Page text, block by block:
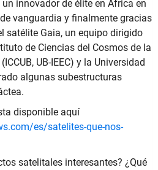
innovador de élite en África en
vanguardia y finalmente gracias
satélite Gaia, un equipo dirigido
de Ciencias del Cosmos de la
UB-IEEC) y la Universidad
algunas subestructuras
disponible aquí
es/satelites-que-nos-
satelitales interesantes? ¿Qué